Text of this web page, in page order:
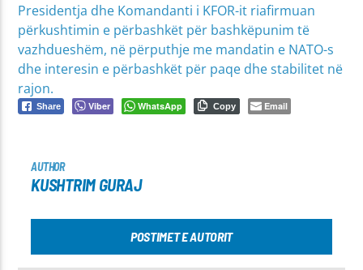
Presidentja dhe Komandanti i KFOR-it riafirmuan
përkushtimin e përbashkët për bashkëpunim të
vazhdueshëm, në përputhje me mandatin e NATO-s
dhe interesin e përbashkët për paqe dhe stabilitet në
rajon.
Share Viber WhatsApp Copy Email
AUTHOR
KUSHTRIM GURAJ
POSTIMET E AUTORIT